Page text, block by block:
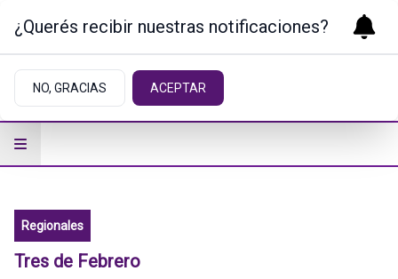
Regionales
Tres de Febrero
¿Querés recibir nuestras notificaciones?
NO, GRACIAS ACEPTAR